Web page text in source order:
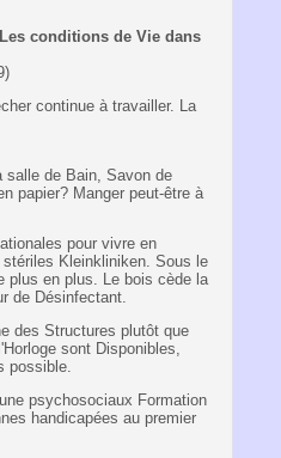
conditions de Vie dans
continue à travailler. La
salle de Bain, Savon de
papier? Manger peut-être à
pour vivre en
Kleinkliniken. Sous le
plus en plus. Le bois cède la
de Désinfectant.
des Structures plutôt que
sont Disponibles,
possible.
psychosociaux Formation
handicapées au premier